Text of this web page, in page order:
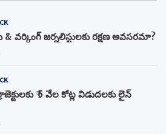
& వర్కింగ్ జర్నలిస్టులకు రక్షణ అవసరమా?
₹ 5 వేల కోట్ల విడుదలకు లైన్